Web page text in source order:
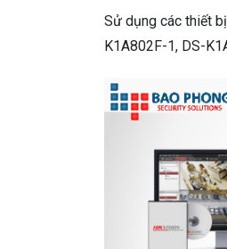
Sử dụng các thiết
K1A802F-1, DS-